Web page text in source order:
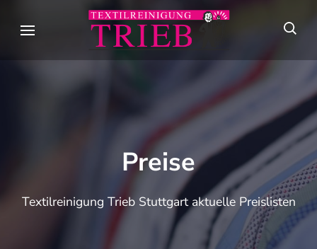
Trieb
Textilpflege seit
über 90 Jahren in
Preise
Textilreinigung Trieb Stuttgart aktuelle Preislisten